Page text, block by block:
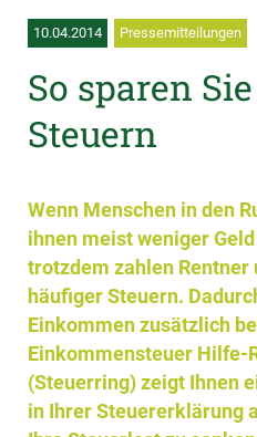
10.04.2014 Pressemitteilungen
So sparen
Steuern
Wenn Menschen in den
ihnen meist weniger
trotzdem zahlen
häufiger Steuern.
Einkommen zusätzlich
Einkommensteuer Hilfe-
(Steuerring) zeigt Ihnen
in Ihrer Steuererklärung